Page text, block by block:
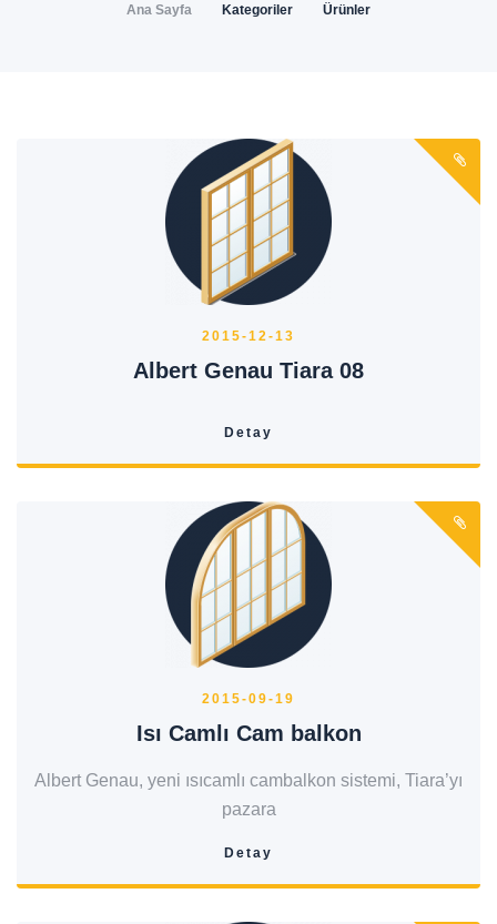
Ana Sayfa Kategoriler Ürünler
2015-12-13
Albert Genau Tiara 08
Detay
2015-09-19
Isı Camlı Cam balkon
Albert Genau, yeni ısıcamlı cambalkon sistemi, Tiara’yı
pazara
Detay